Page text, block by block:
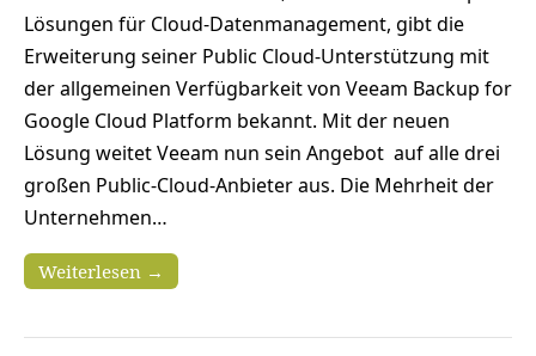
Lösungen für Cloud-Datenmanagement, gibt die
Erweiterung seiner Public Cloud-Unterstützung mit
der allgemeinen Verfügbarkeit von Veeam Backup for
Google Cloud Platform bekannt. Mit der neuen
Lösung weitet Veeam nun sein Angebot auf alle drei
großen Public-Cloud-Anbieter aus. Die Mehrheit der
Unternehmen…
Weiterlesen →